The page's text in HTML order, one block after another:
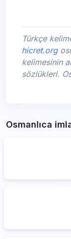
Türkçe
hicret.org
kelimesinin
sözlükleri.
Osmanlıca